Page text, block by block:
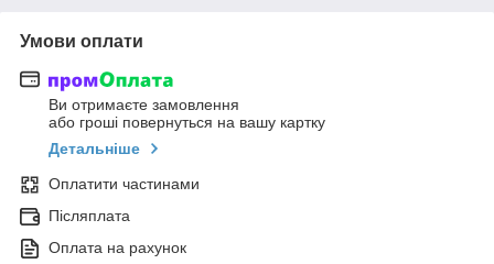
Умови оплати
Ви отримаєте замовлення
або гроші повернуться на вашу картку
Детальніше
Оплатити частинами
Післяплата
Оплата на рахунок